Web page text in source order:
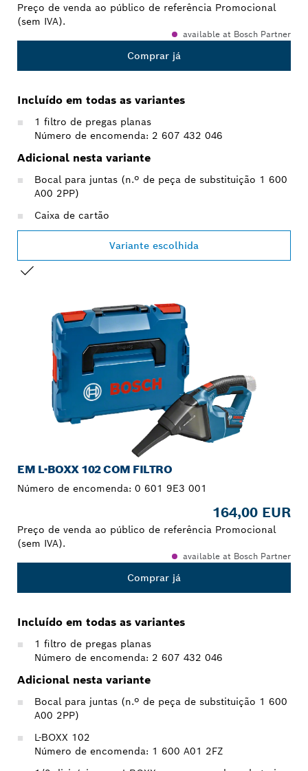
Preço de venda ao público de referência Promocional
(sem IVA).
available at Bosch Partner
Comprar já
Incluído em todas as variantes
1 filtro de pregas planas
Número de encomenda: 2 607 432 046
Adicional nesta variante
Bocal para juntas (n.º de peça de substituição 1 600
A00 2PP)
Caixa de cartão
Variante escolhida
EM L-BOXX 102 COM FILTRO
Número de encomenda: 0 601 9E3 001
164,00 EUR
Preço de venda ao público de referência Promocional
(sem IVA).
available at Bosch Partner
Comprar já
Incluído em todas as variantes
1 filtro de pregas planas
Número de encomenda: 2 607 432 046
Adicional nesta variante
Bocal para juntas (n.º de peça de substituição 1 600
A00 2PP)
L-BOXX 102
Número de encomenda: 1 600 A01 2FZ